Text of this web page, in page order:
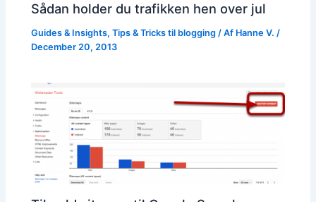
Sådan holder du trafikken hen over jul
Guides & Insights,Tips & Tricks til blogging / Af Hanne V./
December 20, 2013